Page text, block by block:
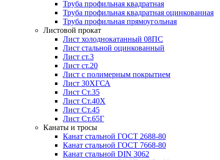
Труба профильная квадратная
Труба профильная квадратная оцинкованная
Труба профильная прямоугольная
Листовой прокат
Лист холоднокатанный 08ПС
Лист стальной оцинкованный
Лист ст.3
Лист ст.20
Лист с полимерным покрытием
Лист 30ХГСА
Лист Ст.35
Лист Ст.40Х
Лист Ст.45
Лист Ст.65Г
Канаты и тросы
Канат стальной ГОСТ 2688-80
Канат стальной ГОСТ 7668-80
Канат стальной DIN 3062